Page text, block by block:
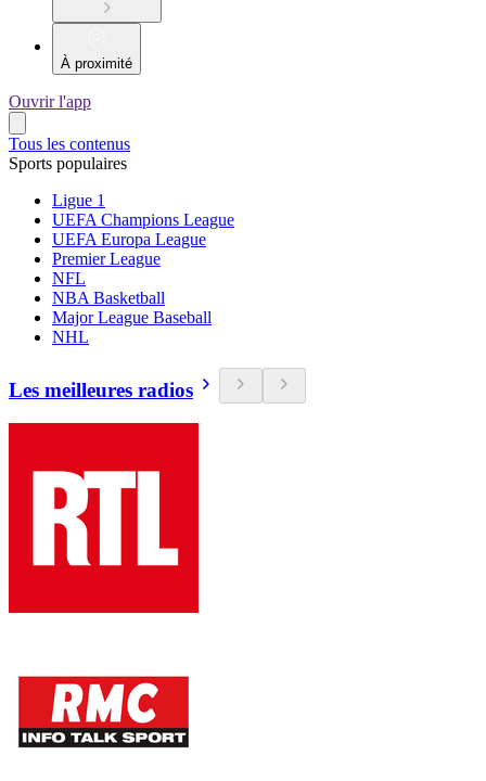
À proximité
Ouvrir l'app
Tous les contenus
Sports populaires
Ligue 1
UEFA Champions League
UEFA Europa League
Premier League
NFL
NBA Basketball
Major League Baseball
NHL
Les meilleures radios